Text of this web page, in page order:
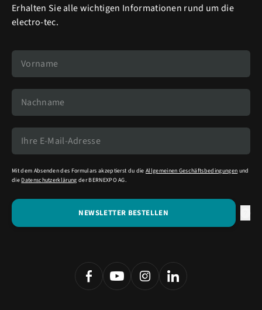
Erhalten Sie alle wichtigen Informationen rund um die
electro-tec.
Mit dem Absenden des Formulars akzeptierst du dieAllgemeinen Geschäftsbedingungen und
die Datenschutzerklärung der BERNEXPO AG.